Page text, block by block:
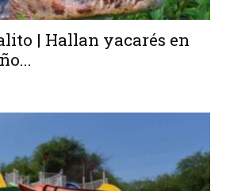
| Hallan yacarés en